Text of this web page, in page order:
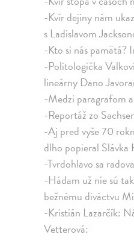
-Kvír dejiny nám
s Ladislavom
-Kto si nás pamätá?
-Politologička
lineárny Dano
-Medzi paragrafom
-Reportáž zo
-Aj pred vyše 70
dlho popieral Slávka
-Tvrdohlavo sa
-Hádam už nie sú
bežnému diváctvu
-Kristián Lazarčík:
Vetterová: